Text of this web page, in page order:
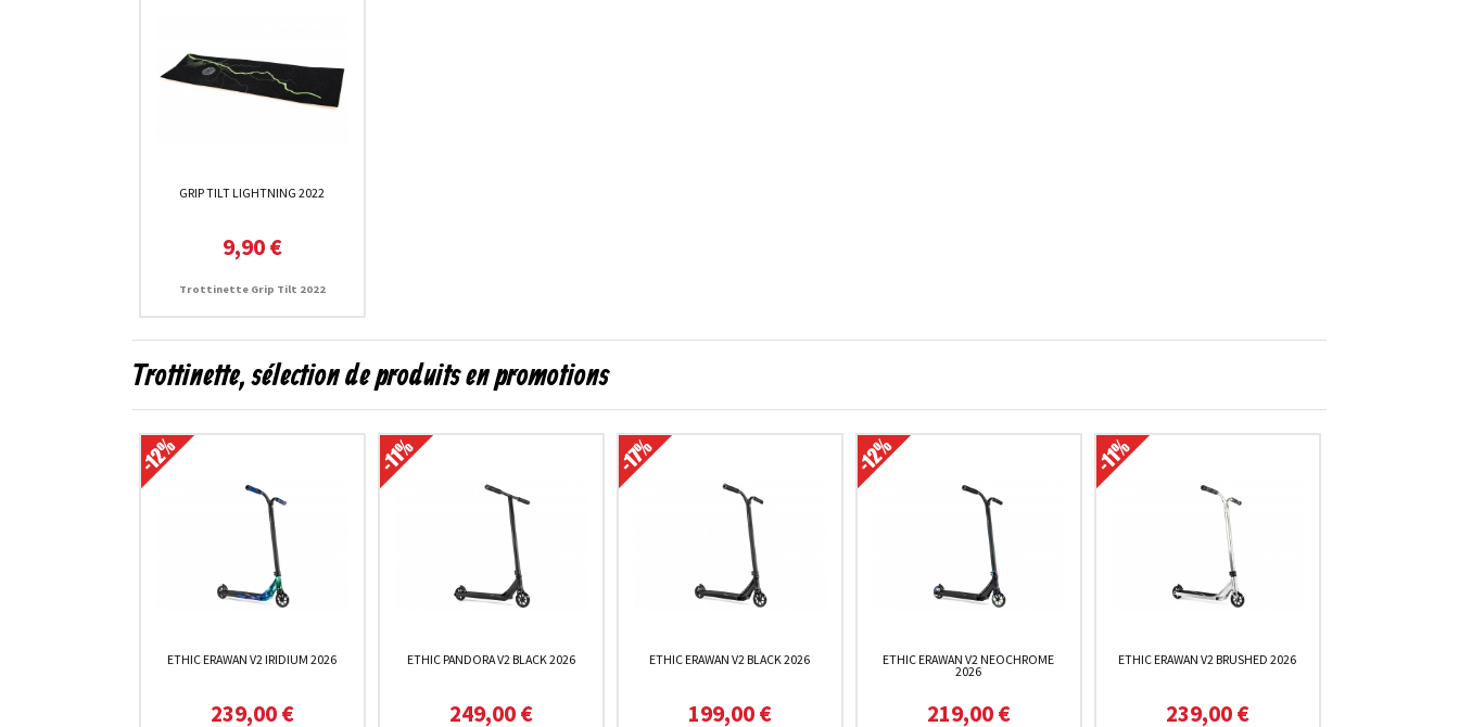
GRIP TILT LIGHTNING 2022
9,90 €
Trottinette Grip Tilt 2022
Trottinette, sélection de produits en promotions
ETHIC ERAWAN V2 IRIDIUM 2026
239,00 €
ETHIC PANDORA V2 BLACK 2026
249,00 €
ETHIC ERAWAN V2 BLACK 2026
199,00 €
ETHIC ERAWAN V2 NEOCHROME
2026
219,00 €
ETHIC ERAWAN V2 BRUSHED 2026
239,00 €